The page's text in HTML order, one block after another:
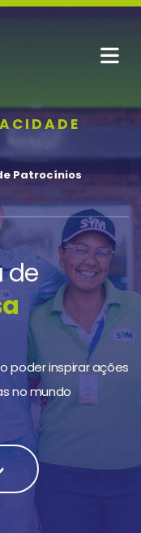
Patrocínios
de
poder inspirar ações
no mundo